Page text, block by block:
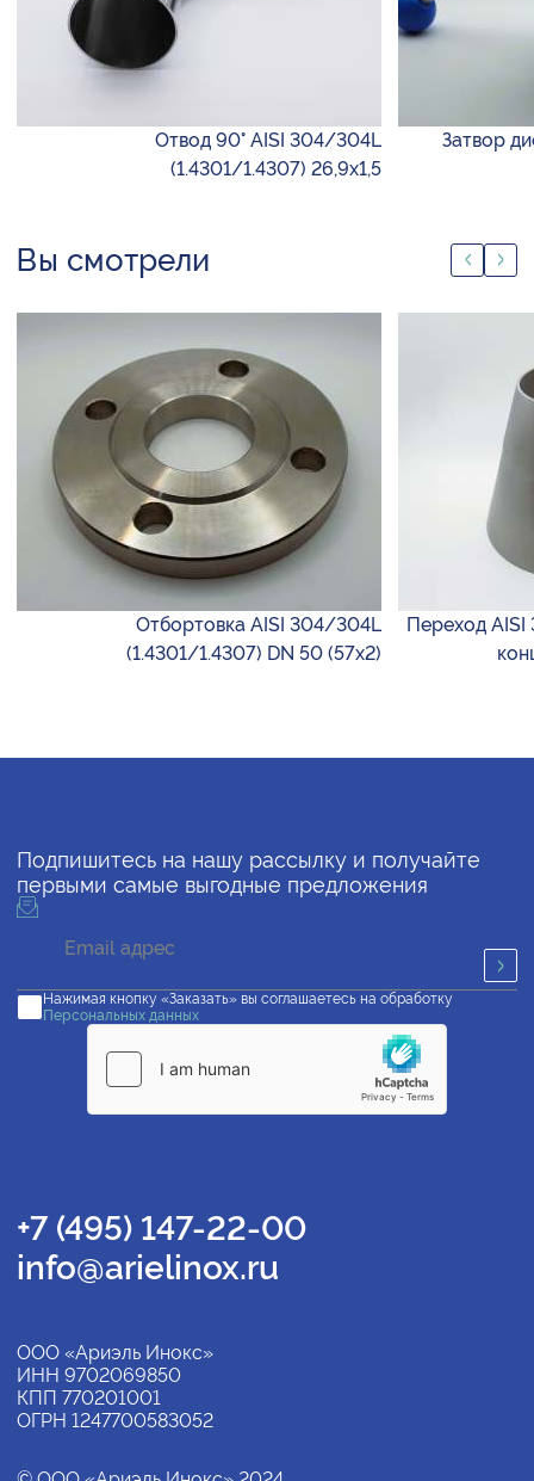
Отвод 90° AISI 304/304L
(1.4301/1.4307) 26,9х1,5
Затвор
Вы смотрели
Отбортовка AISI 304/304L
(1.4301/1.4307) DN 50 (57х2)
Переход
Подпишитесь на нашу рассылку и получайте
первыми самые выгодные предложения
Нажимая кнопку «Заказать» вы соглашаетесь на обработку
Персональных данных
+7 (495) 147-22-00
info@arielinox.ru
ООО «Ариэль Инокс»
ИНН 9702069850
КПП 770201001
ОГРН 1247700583052